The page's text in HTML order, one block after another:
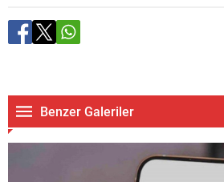
Benzer Galeriler